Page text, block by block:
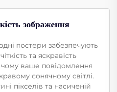
зображення
постери забезпечують
та яскравість
ваше повідомлення
сонячному світлі.
пікселів та насиченій